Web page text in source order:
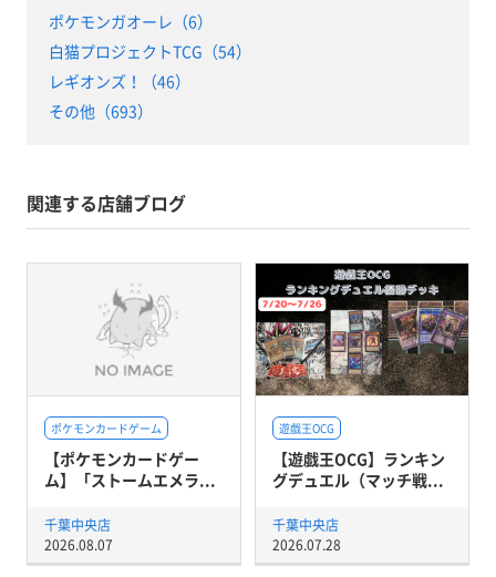
ポケモンガオーレ（6）
白猫プロジェクトTCG（54）
レギオンズ！（46）
その他（693）
関連する店舗ブログ
ポケモンカードゲーム
【ポケモンカードゲー
ム】「ストームエメラ...
千葉中央店
2026.08.07
遊戯王OCG
【遊戯王OCG】ランキン
グデュエル（マッチ戦...
千葉中央店
2026.07.28